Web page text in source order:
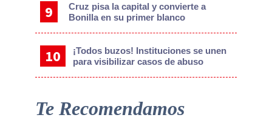
Cruz pisa la capital y convierte a
Bonilla en su primer blanco
¡Todos buzos! Instituciones se unen
para visibilizar casos de abuso
Te Recomendamos